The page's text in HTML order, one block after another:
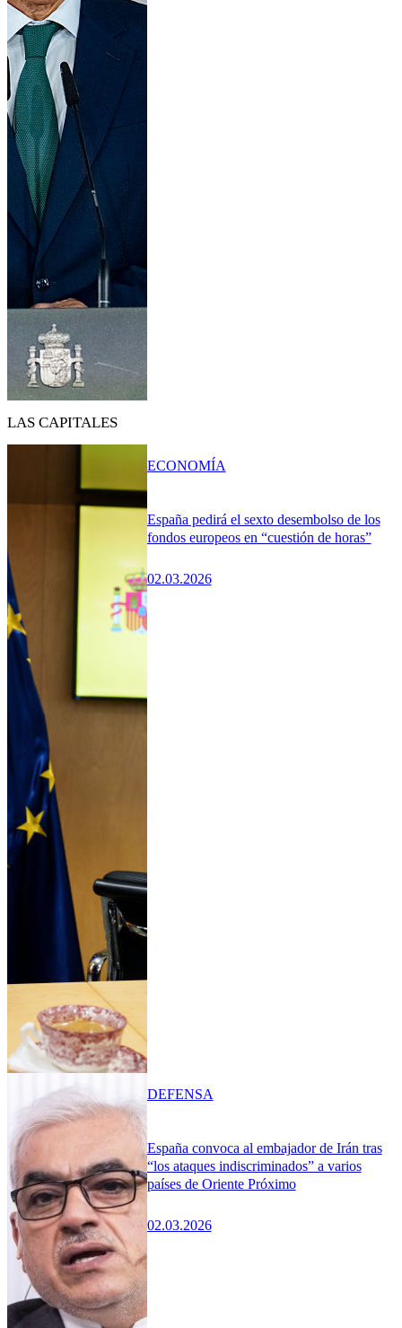
LAS CAPITALES
España pedirá el sexto desembolso de los
fondos europeos en “cuestión de horas”
02.03.2026
ECONOMÍA
España convoca al embajador de Irán tras
“los ataques indiscriminados” a varios
países de Oriente Próximo
02.03.2026
DEFENSA